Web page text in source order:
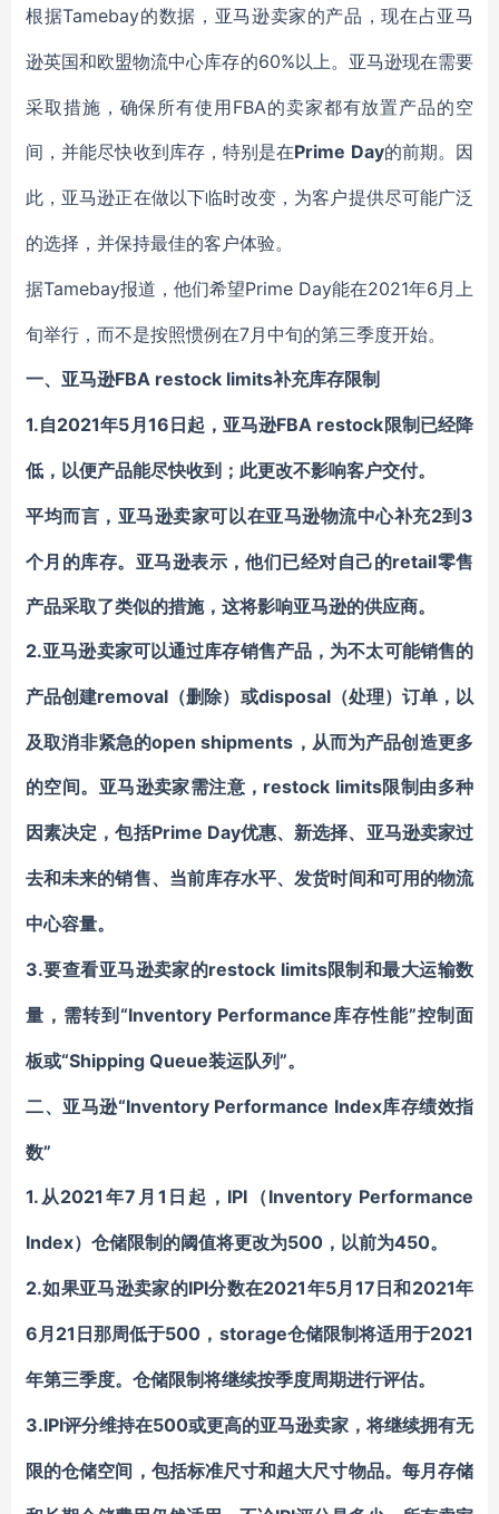
根据Tamebay的数据，亚马逊卖家的产品，现在占亚马
逊英国和欧盟物流中心库存的60%以上。亚马逊现在需要
采取措施，确保所有使用FBA的卖家都有放置产品的空
间，并能尽快收到库存，特别是在Prime Day的前期。因
此，亚马逊正在做以下临时改变， 为客户提供尽可能广泛
的选择，并保持最佳的客户体验。
据Tamebay报道，他们希望Prime Day能在2021年6月上
旬举行，而不是按照惯例在7月中旬的第三季度开始。
一、 亚马逊FBA restock limits补充库存限制
1.自2021年5月16日起，亚马逊FBA restock限制已经降
低，以便产品能尽快收到；此更改不影响客户交付。
平均而言， 亚马逊卖家可以在亚马逊物流中心补充2到3
个月的库存。亚马逊表示，他们已经对自己的retail零售
产品采取了类似的措施，这将影响亚马逊的供应商。
2.亚马逊卖家可以通过库存销售产品，为不太可能销售的
产品创建removal（删除）或disposal（处理）订单，以
及取消非紧急的open shipments，从而为产品创造更多
的空间。
亚马逊卖家需注意， restock limits限制由多种
因素决定，包括Prime Day优惠、新选择、 亚马逊卖家过
去和未来的销售、当前库存水平、发货时间和可用的物流
中心容量。
3.要查看亚马逊卖家的restock limits限制和最大运输数
量， 需转到 “Inventory Performance 库存性能”控制面
板或“Shipping Queue装运队列”。
二、 亚马逊“Inventory Performance Index库存绩效指
数”
1. 从2021年7月1日起，IPI（Inventory Performance
Index） 仓储限制的阈值将更改为500，以前为450。
2.如果亚马逊卖家的IPI分数在2021年5月17日和2021年
6月21日那周低于500，storage仓储限制将适用于2021
年第三季度。 仓储限制将继续按季度周期进行评估。
3.IPI评分维持在500或更高的亚马逊卖家，将继续拥有无
限的仓储空间， 包括标准尺寸和超大尺寸物品。每月存储